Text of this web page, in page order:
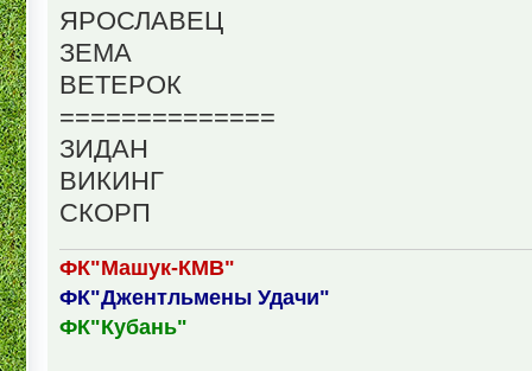
ЯРОСЛАВЕЦ
ЗЕМА
ВЕТЕРОК
==============
ЗИДАН
ВИКИНГ
СКОРП
ФК"Машук-КМВ"
ФК"Джентльмены Удачи"
ФК"Кубань"